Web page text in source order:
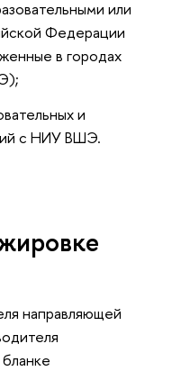
или
Федерации
в городах
и
с НИУ ВШЭ.
направляющей